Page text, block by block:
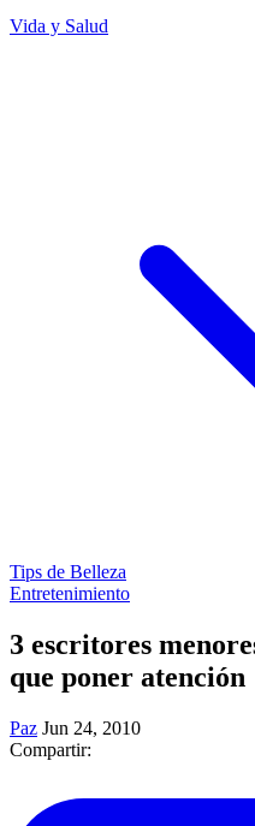
Vida y Salud
Tips de Belleza
Entretenimiento
3 escritores
que poner atención
Paz Jun 24, 2010
Compartir: